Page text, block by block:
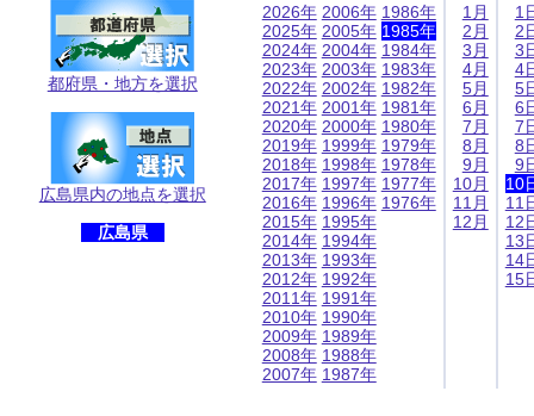
都府県・地方を選択
広島県内の地点を選択
広島県
2026年
2025年
2024年
2023年
2022年
2021年
2020年
2019年
2018年
2017年
2016年
2015年
2014年
2013年
2012年
2011年
2010年
2009年
2008年
2007年
2006年
2005年
2004年
2003年
2002年
2001年
2000年
1999年
1998年
1997年
1996年
1995年
1994年
1993年
1992年
1991年
1990年
1989年
1988年
1987年
1986年
1985年
1984年
1983年
1982年
1981年
1980年
1979年
1978年
1977年
1976年
1月
2月
3月
4月
5月
6月
7月
8月
9月
10月
11月
12月
1
2
3
4
5
6
7
8
9
10
11
12
13
14
15